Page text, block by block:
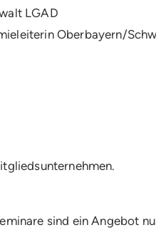
LGAD
Oberbayern/
sind ein Angebot